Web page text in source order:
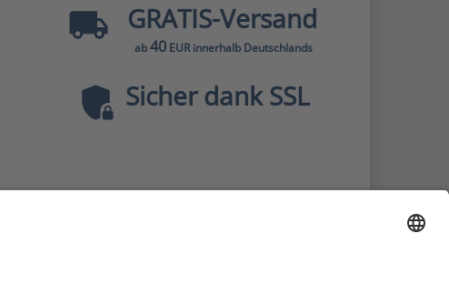
GRATIS-Versand
ab40EUR innerhalb Deutschlands
Sicher dank SSL